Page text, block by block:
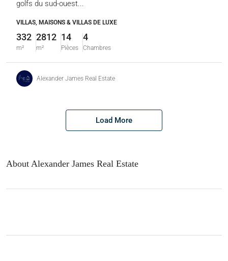
golfs du sud-ouest...
VILLAS, MAISONS & VILLAS DE LUXE
332
m²
2812
m²
14
Pièces
4
Chambres
Alexander James Real Estate
Load More
About Alexander James Real Estate